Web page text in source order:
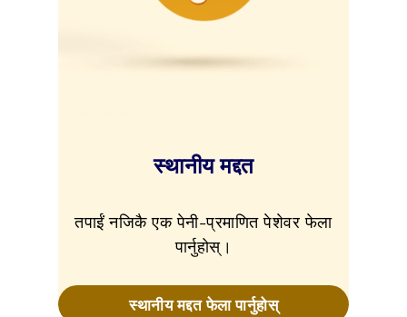
स्थानीय मद्दत
तपाईं नजिकै एक पेनी-प्रमाणित पेशेवर फेला
पार्नुहोस्।
स्थानीय मद्दत फेला पार्नुहोस्